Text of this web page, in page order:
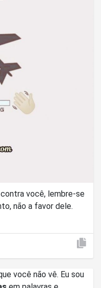
você, lembre-se
não a favor dele.
você não vê. Eu sou